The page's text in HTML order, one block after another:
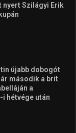
nyert Szilágyi Erik
újabb dobogót
második a brit
a
hétvége után